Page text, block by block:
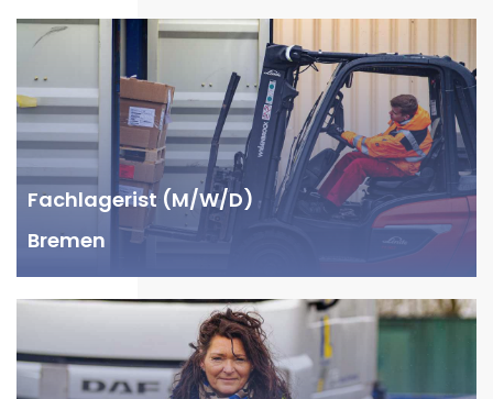
Fachlagerist (M/W/D)
Bremen